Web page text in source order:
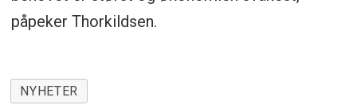
påpeker Thorkildsen.
NYHETER